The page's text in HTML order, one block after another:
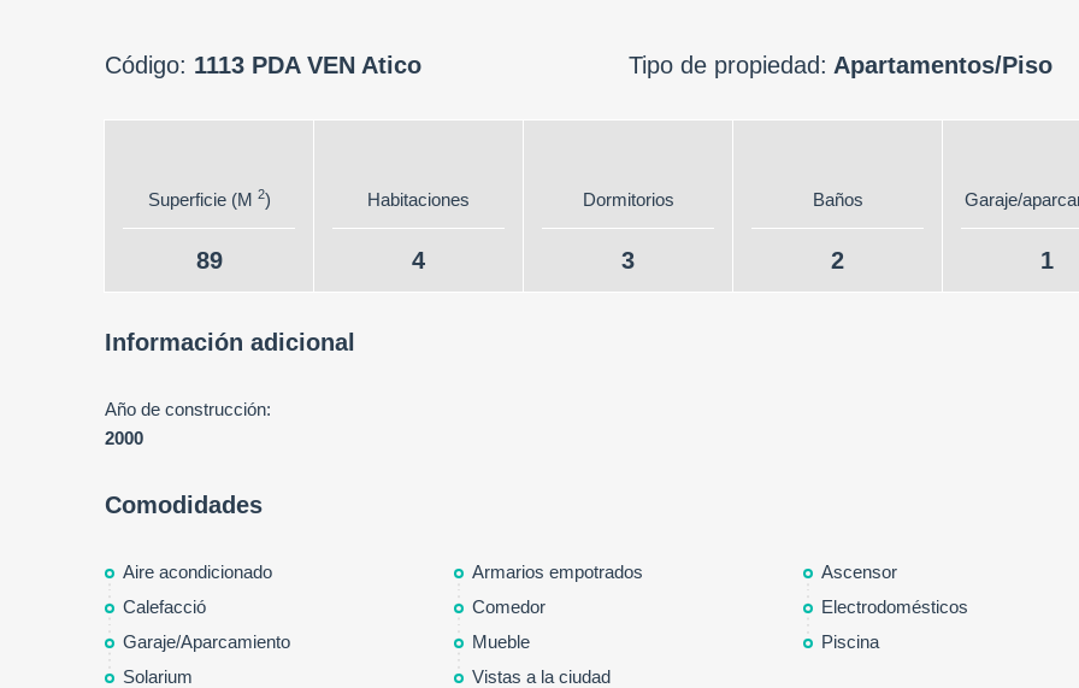
Сódigo: 1113 PDA VEN Atico Tipo de propiedad: Apartamentos/Piso
Superficie (M 2)
89
Habitaciones
4
Dormitorios
3
Baños
2
Garaje/
1
Información adicional
Año de construcción:
2000
Comodidades
Aire acondicionado Armarios empotrados
Ascensor
Calefacció
Comedor
Electrodomésticos
Garaje/Aparcamiento
Mueble
Piscina
Solarium
Vistas a la ciudad